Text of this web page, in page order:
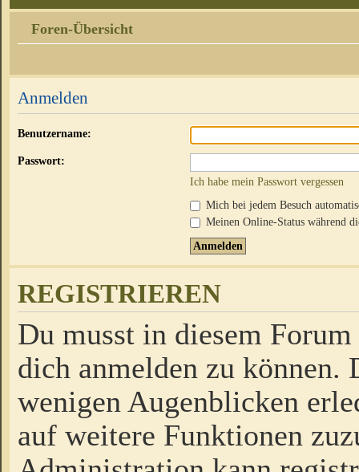
Foren-Übersicht
Anmelden
Benutzername:
Passwort:
Ich habe mein Passwort vergessen
Mich bei jedem Besuch
Meinen Online-Status während
REGISTRIEREN
Du musst in diesem
dich anmelden zu
wenigen Augenblicken
auf weitere Funktionen